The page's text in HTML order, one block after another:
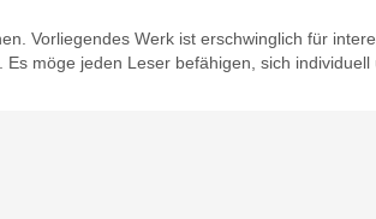
Vorliegendes Werk ist erschwinglich für
möge jeden Leser befähigen, sich individuell